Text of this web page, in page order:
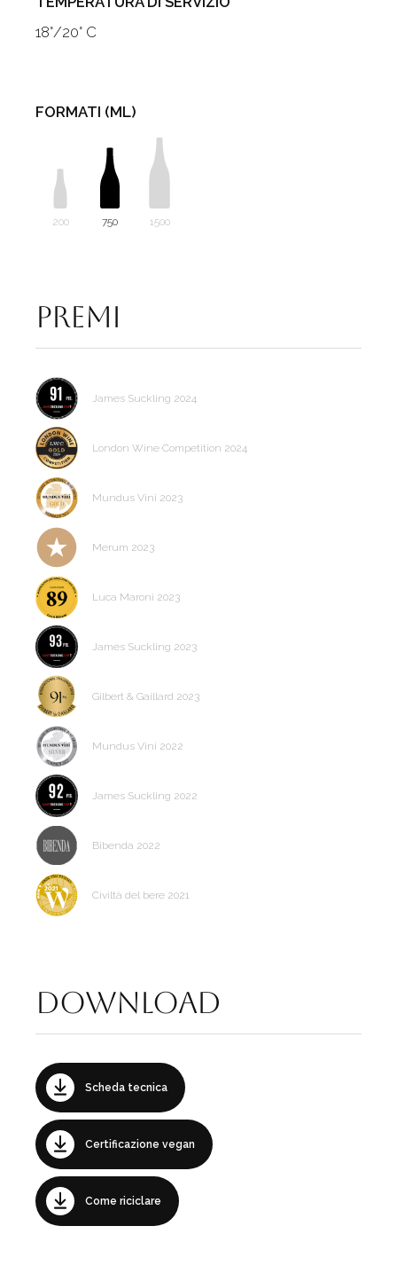
18°/20° C
FORMATI (ML)
200 750 1500
Premi
James Suckling 2024
London Wine Competition 2024
Mundus Vini 2023
Merum 2023
Luca Maroni 2023
James Suckling 2023
Gilbert & Gaillard 2023
Mundus Vini 2022
James Suckling 2022
Bibenda 2022
Civiltà del bere 2021
Download
Scheda tecnica
Certificazione vegan
Come riciclare